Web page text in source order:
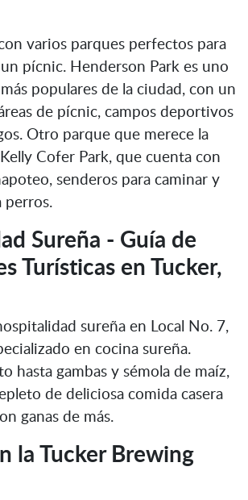
varios parques perfectos para
pícnic. Henderson Park es uno
populares de la ciudad, con un
de pícnic, campos deportivos
Otro parque que merece la
Cofer Park, que cuenta con
senderos para caminar y
perros.
Sureña - Guía de
Turísticas en Tucker,
sureña en Local No. 7,
en cocina sureña.
hasta gambas y sémola de maíz,
de deliciosa comida casera
ganas de más.
la Tucker Brewing